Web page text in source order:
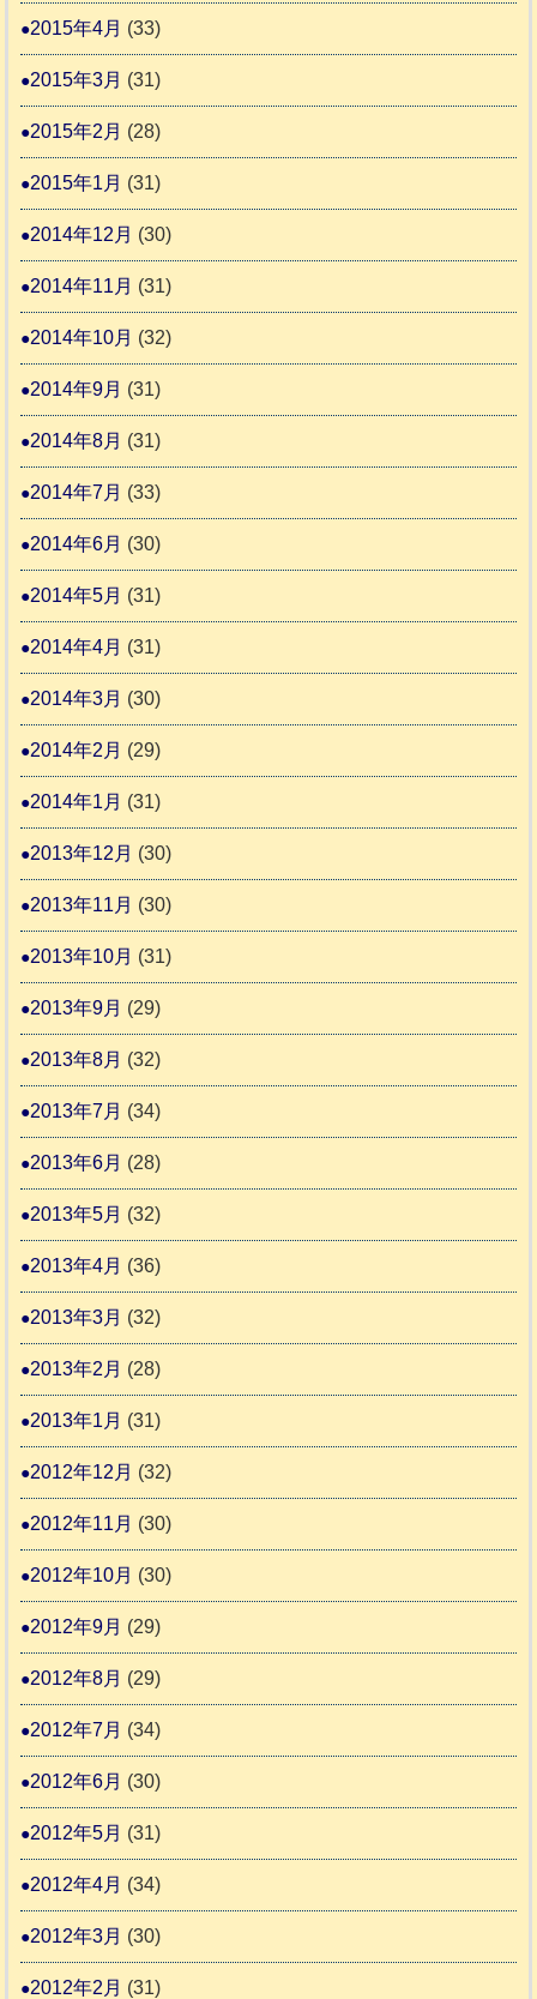
2015年4月 (33)
2015年3月 (31)
2015年2月 (28)
2015年1月 (31)
2014年12月 (30)
2014年11月 (31)
2014年10月 (32)
2014年9月 (31)
2014年8月 (31)
2014年7月 (33)
2014年6月 (30)
2014年5月 (31)
2014年4月 (31)
2014年3月 (30)
2014年2月 (29)
2014年1月 (31)
2013年12月 (30)
2013年11月 (30)
2013年10月 (31)
2013年9月 (29)
2013年8月 (32)
2013年7月 (34)
2013年6月 (28)
2013年5月 (32)
2013年4月 (36)
2013年3月 (32)
2013年2月 (28)
2013年1月 (31)
2012年12月 (32)
2012年11月 (30)
2012年10月 (30)
2012年9月 (29)
2012年8月 (29)
2012年7月 (34)
2012年6月 (30)
2012年5月 (31)
2012年4月 (34)
2012年3月 (30)
2012年2月 (31)